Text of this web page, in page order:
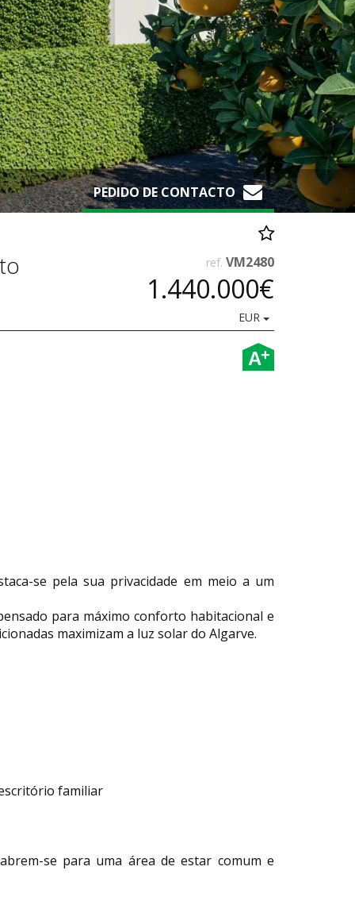
PEDIDO DE CONTACTO
ref. VM2480
1.440.000€
EUR
A+
se pela sua privacidade em meio a um
para máximo conforto habitacional e
maximizam a luz solar do Algarve.
familiar
se para uma área de estar comum e